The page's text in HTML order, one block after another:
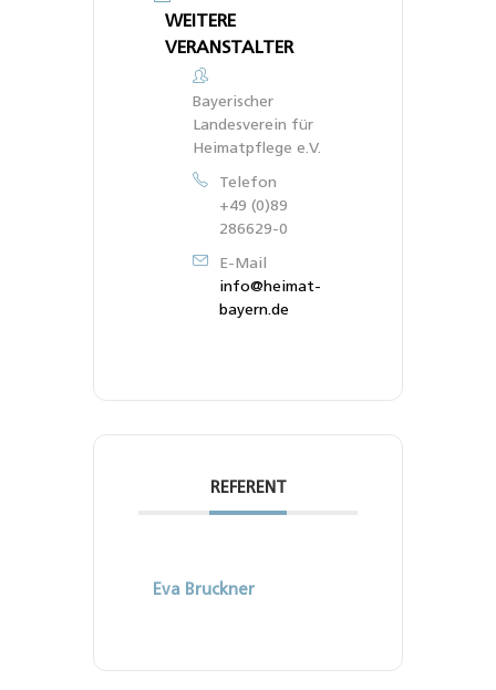
WEITERE
VERANSTALTER
Bayerischer
Landesverein für
Heimatpflege e.V.
Telefon
+49 (0)89
286629-0
E-Mail
info@heimat-
bayern.de
REFERENT
Eva Bruckner